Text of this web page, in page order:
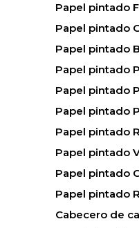
Papel pintado
Papel pintado
Papel pintado
Papel pintado
Papel pintado
Papel pintado
Papel pintado
Papel pintado
Papel pintado
Papel pintado
Cabecero de